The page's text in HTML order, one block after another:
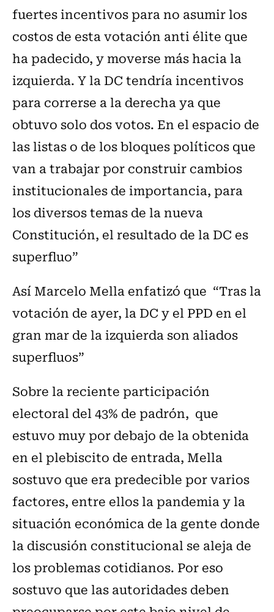
fuertes incentivos para no asumir los
costos de esta votación anti élite que
ha padecido, y moverse más hacia la
izquierda. Y la DC tendría incentivos
para correrse a la derecha ya que
obtuvo solo dos votos. En el espacio de
las listas o de los bloques políticos que
van a trabajar por construir cambios
institucionales de importancia, para
los diversos temas de la nueva
Constitución, el resultado de la DC es
superfluo”
Así Marcelo Mella enfatizó que “Tras la
votación de ayer, la DC y el PPD en el
gran mar de la izquierda son aliados
superfluos”
Sobre la reciente participación
electoral del 43% de padrón, que
estuvo muy por debajo de la obtenida
en el plebiscito de entrada, Mella
sostuvo que era predecible por varios
factores, entre ellos la pandemia y la
situación económica de la gente donde
la discusión constitucional se aleja de
los problemas cotidianos. Por eso
sostuvo que las autoridades deben